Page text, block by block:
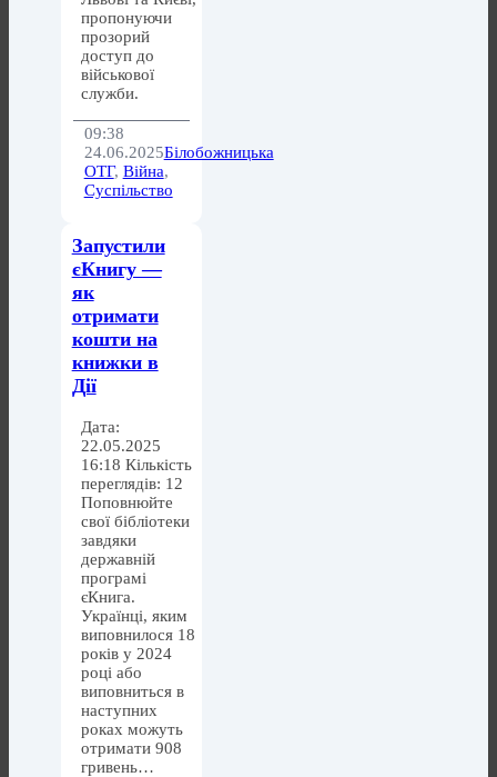
пропонуючи
прозорий
доступ до
військової
служби.
09:38
24.06.2025Білобожницька
ОТГ, Війна,
Суспільство
Запустили
єКнигу —
як
отримати
кошти на
книжки в
Дії
Дата:
22.05.2025
16:18 Кількість
переглядів: 12
Поповнюйте
свої бібліотеки
завдяки
державній
програмі
єКнига.
Українці, яким
виповнилося 18
років у 2024
році або
виповниться в
наступних
роках можуть
отримати 908
гривень…